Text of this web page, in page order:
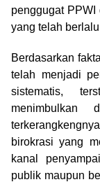
penggugat
yang telah
Berdasarkan
telah menjadi
sistematis,
birokrasi yang
kanal
publik maupun